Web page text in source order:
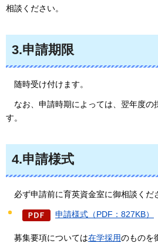
相談ください。
3.申請期限
随時受け付けます。
なお、申請時期によっては、翌年度の
す。
4.申請様式
必ず申請前に育英資金室に御相談くだ
申請様式（PDF：827KB）
募集要項については在学採用のものを